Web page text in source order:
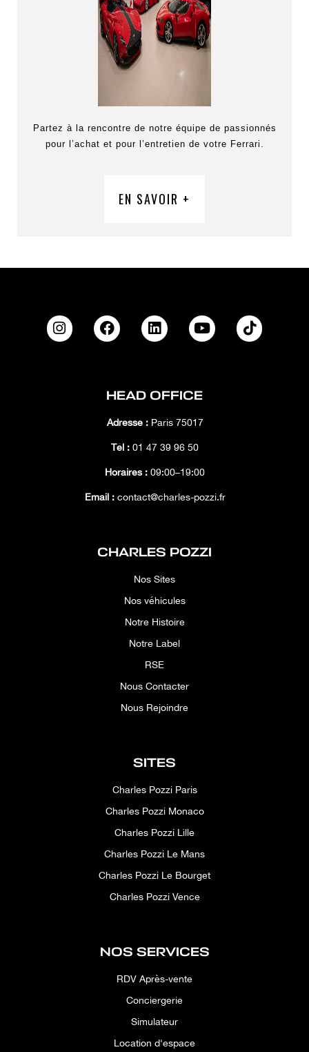
Partez à la rencontre de notre équipe de passionnés
pour l’achat et pour l’entretien de votre Ferrari.
EN SAVOIR +
HEAD OFFICE
Adresse :Paris 75017
Tél : 01 47 39 96 50
Horaires : 09:00–19:00
Email :contact@charles-pozzi.fr
CHARLES POZZI
Nos Sites
Nos véhicules
Notre Histoire
Notre Label
RSE
Nous Contacter
Nous Rejoindre
SITES
Charles Pozzi Paris
Charles Pozzi Monaco
Charles Pozzi Lille
Charles Pozzi Le Mans
Charles Pozzi Le Bourget
Charles Pozzi Vence
NOS SERVICES
RDV Après-vente
Conciergerie
Simulateur
Location d'espace